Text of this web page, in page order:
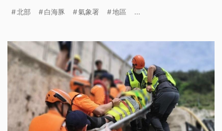
北部 白海豚 氣象署 地區 ...